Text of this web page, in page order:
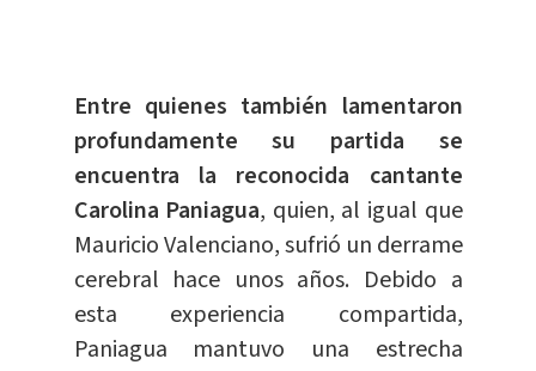
Entre quienes también lamentaron
profundamente su partida se
encuentra la reconocida cantante
Carolina Paniagua, quien, al igual que
Mauricio Valenciano, sufrió un derrame
cerebral hace unos años. Debido a
esta experiencia compartida,
Paniagua mantuvo una estrecha